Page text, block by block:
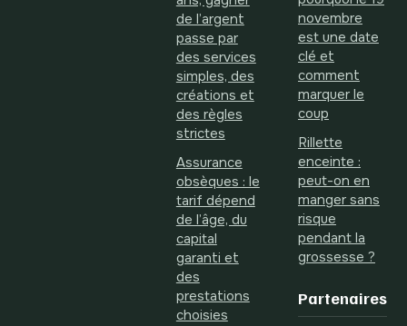
de l’argent
passe par
des services
simples, des
créations et
des règles
strictes
Assurance
obsèques : le
tarif dépend
de l’âge, du
capital
garanti et
des
prestations
choisies
novembre
est une date
clé et
comment
marquer le
coup
Rillette
enceinte :
peut-on en
manger sans
risque
pendant la
grossesse ?
Partenaires